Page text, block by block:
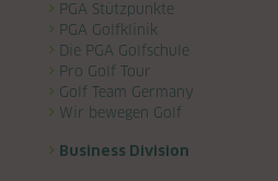
PGA Stützpunkte
PGA Golfklinik
Die PGA Golfschule
Pro Golf Tour
Golf Team Germany
Wir bewegen Golf
Business Division